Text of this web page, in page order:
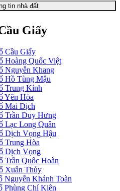
tin nhà đất
Giấy
Cầu Giấy
Hoàng Quốc Việt
Nguyễn Khang
Hồ Tùng Mậu
Trung Kính
Yên Hòa
Mai Dịch
Trần Duy Hưng
Lạc Long Quân
Dịch Vọng Hậu
Trung Hòa
Dịch Vọng
Trần Quốc Hoàn
Xuân Thủy
Nguyễn Khánh Toàn
Phùng Chí Kiên